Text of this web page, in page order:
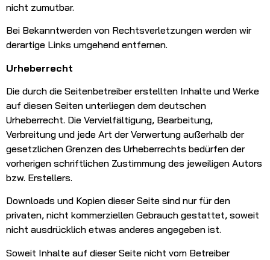
nicht zumutbar.
Bei Bekanntwerden von Rechtsverletzungen werden wir
derartige Links umgehend entfernen.
Urheberrecht
Die durch die Seitenbetreiber erstellten Inhalte und Werke
auf diesen Seiten unterliegen dem deutschen
Urheberrecht. Die Vervielfältigung, Bearbeitung,
Verbreitung und jede Art der Verwertung außerhalb der
gesetzlichen Grenzen des Urheberrechts bedürfen der
vorherigen schriftlichen Zustimmung des jeweiligen Autors
bzw. Erstellers.
Downloads und Kopien dieser Seite sind nur für den
privaten, nicht kommerziellen Gebrauch gestattet, soweit
nicht ausdrücklich etwas anderes angegeben ist.
Soweit Inhalte auf dieser Seite nicht vom Betreiber